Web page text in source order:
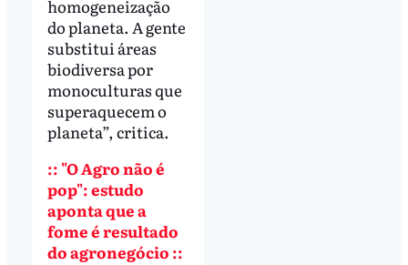
homogeneização
do planeta. A gente
substitui áreas
biodiversa por
monoculturas que
superaquecem o
planeta”, critica.
:: "O Agro não é
pop": estudo
aponta que a
fome é resultado
do agronegócio ::